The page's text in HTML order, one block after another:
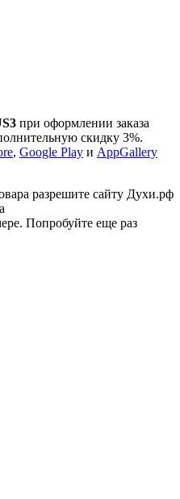
при оформлении заказа
скидку 3%.
, Google Play и AppGallery
разрешите сайту Духи.рф
Попробуйте еще раз